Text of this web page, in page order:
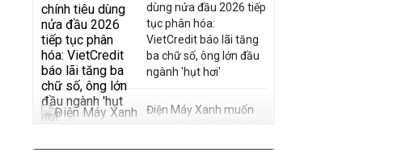
dùng nửa đầu 2026 tiếp
tục phân hóa:
VietCredit báo lãi tăng
ba chữ số, ông lớn đầu
ngành 'hụt hơi'
Điện Máy Xanh muốn
phát hành cổ phiếu với